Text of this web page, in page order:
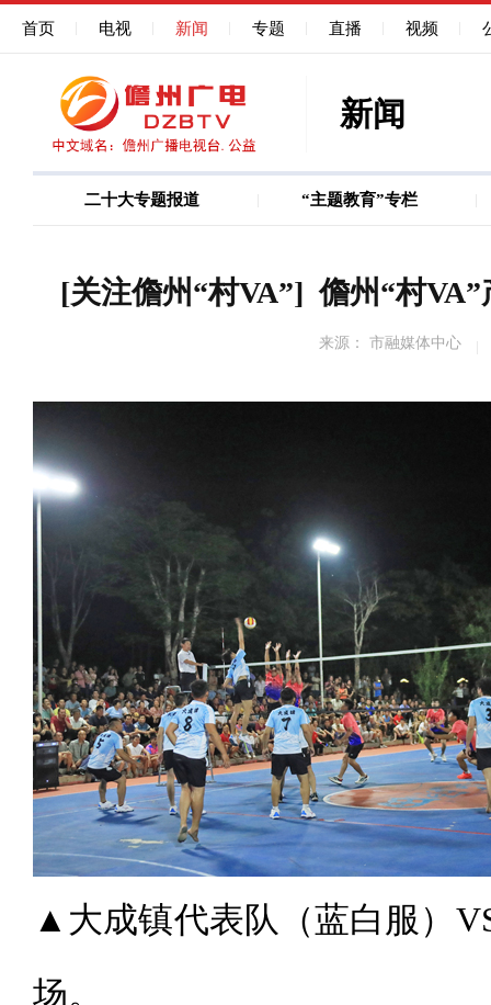
首页 电视 新闻 专题 直播 视频
新闻
二十大专题报道 “主题教育”专栏
[关注儋州“村VA”]​ 儋州“村
来源： 市融媒体中心
▲大成镇代表队（蓝白服）
场。